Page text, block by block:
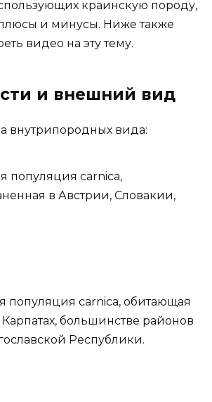
краинскую породу,
и минусы. Ниже также
видео на эту тему.
и внешний вид
внутрипородных вида:
популяция carnica,
в Австрии, Словакии,
популяция carnica, обитающая
большинстве районов
Республики.